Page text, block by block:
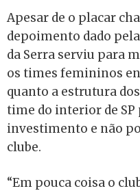
Apesar de o placar
depoimento dado
da Serra serviu para
os times femininos
quanto a estrutura
time do interior de SP
investimento e não
clube.
“Em pouca coisa o